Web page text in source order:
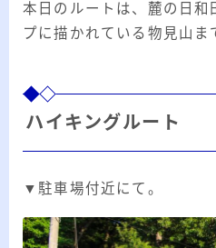
本日のルートは、麓の日和
プに描かれている物見山ま
ハイキングルート
▼駐車場付近にて。